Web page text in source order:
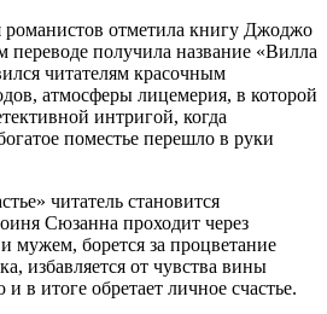
отметила книгу Джоджо
переводе получила название «Вилла
читателям красочным
атмосферы лицемерия, в которой
интригой, когда
поместье перешло в руки
читатель становится
Сюзанна проходит через
мужем, борется за процветание
избавляется от чувства вины
в итоге обретает личное счастье.